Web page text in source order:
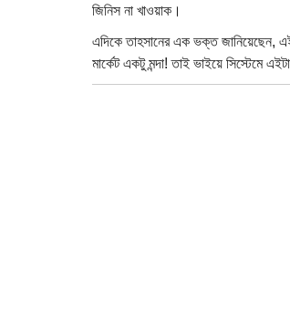
জিনিস না খাওয়াক।
এদিকে তাহসানের এক ভক্ত জানিয়েছেন,
মার্কেট একটু মন্দা! তাই ভাইয়ে সিস্টেমে